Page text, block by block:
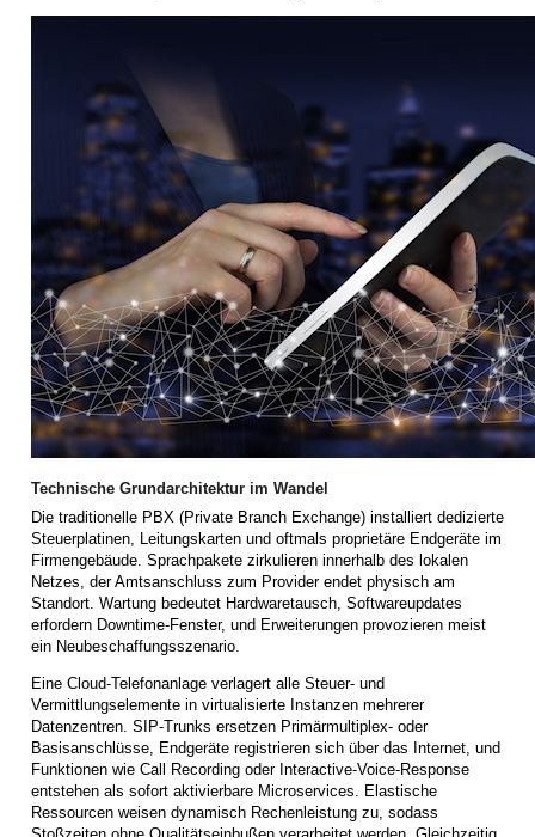
Technische Grundarchitektur im Wandel
Die traditionelle PBX (Private Branch Exchange) installiert dedizierte
Steuerplatinen, Leitungs­karten und oftmals proprietäre Endgeräte im
Firmengebäude. Sprachpakete zirkulieren innerhalb des lokalen
Netzes, der Amtsanschluss zum Provider endet physisch am
Standort. Wartung bedeutet Hardwaretausch, Software­updates
erfordern Downtime-Fenster, und Erweiterungen provozieren meist
ein Neubeschaffungsszenario.
Eine Cloud-Telefonanlage verlagert alle Steuer- und
Vermittlungselemente in virtualisierte Instanzen mehrerer
Datenzentren. SIP-Trunks ersetzen Primärmultiplex- oder
Basisanschlüsse, Endgeräte registrieren sich über das Internet, und
Funktionen wie Call Recording oder Interactive-Voice-Response
entstehen als sofort aktivierbare Microservices. Elastische
Ressourcen weisen dynamisch Rechenleistung zu, sodass